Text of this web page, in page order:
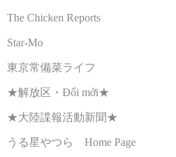
The Chicken Reports
Star-Mo
東京常備菜ライフ
★解放区・Đổi mới★
★大陸諜報活動新聞★
うる星やつら Home Page